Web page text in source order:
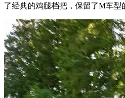
了经典的鸡腿档把，保留了M车型